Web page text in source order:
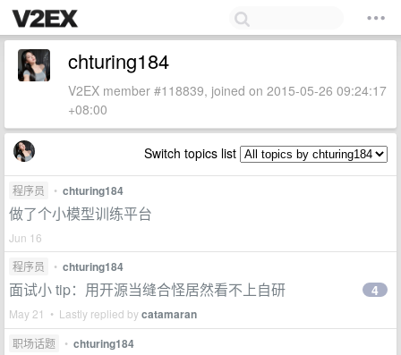
chturing184
V2EX member #118839, joined on 2015-05-26 09:24:17
+08:00
Switch topics list
程序员 • chturing184
做了个小模型训练平台
Jun 16
程序员
• chturing184
面试小 tip：用开源当缝合怪居然看不上自研
May 21 • Lastly replied bycatamaran
4
职场话题 • chturing184